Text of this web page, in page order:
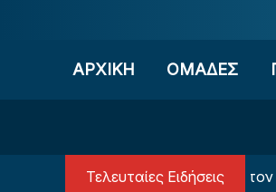
ΑΡΧΙΚΗ OΜΑΔΕΣ
Τελευταίες Ειδήσεις
Διαιτητής έκπληξη στον